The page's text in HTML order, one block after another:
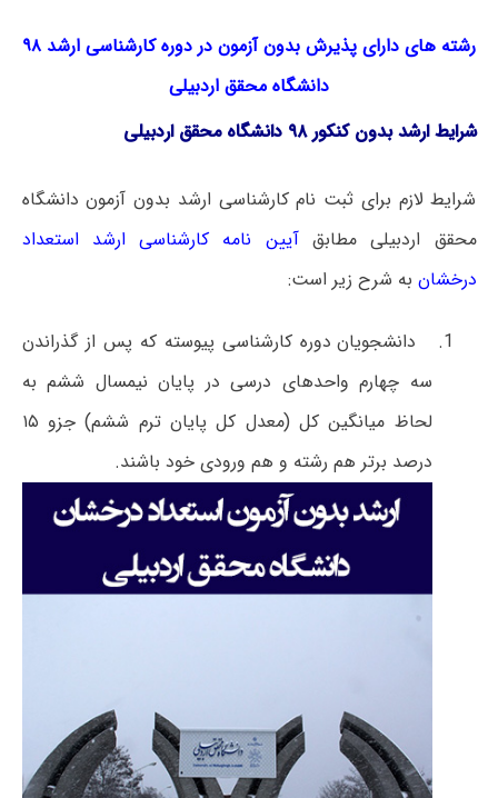
رشته های دارای پذیرش بدون آزمون در دوره کارشناسی ارشد ۹۸
دانشگاه محقق اردبیلی
شرایط ارشد بدون کنکور ۹۸ دانشگاه محقق اردبیلی
شرایط لازم برای ثبت نام کارشناسی ارشد بدون آزمون دانشگاه
محقق اردبیلی مطابقآیین نامه کارشناسی ارشد استعداد
درخشان به شرح زیر است:
دانشجویان دوره کارشناسی پیوسته که پس از گذراندن
سه چهارم واحدهای درسی در پایان نیمسال ششم به
لحاظ میانگین کل (معدل کل پایان ترم ششم) جزو ۱۵
درصد برتر هم رشته و هم ورودی خود باشند.